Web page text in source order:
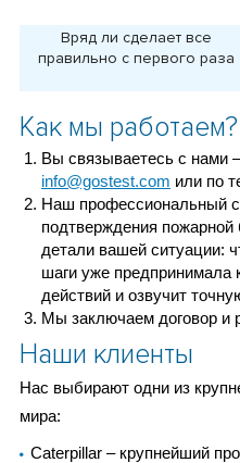
Вряд ли сделает все
правильно с первого раза
Как мы работаем?
Вы связываетесь с нами
info@gostest.com или по
Наш профессиональный
подтверждения пожарной
детали вашей ситуации:
шаги уже предпринимала
действий и озвучит
Мы заключаем договор и
Наши клиенты
Нас выбирают одни из
мира:
Caterpillar – крупнейший